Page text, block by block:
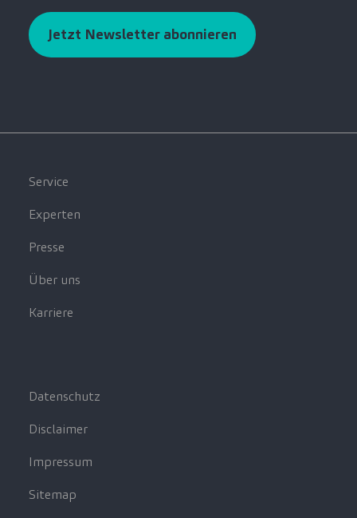
Jetzt Newsletter abonnieren
Service
Experten
Presse
Über uns
Karriere
Datenschutz
Disclaimer
Impressum
Sitemap